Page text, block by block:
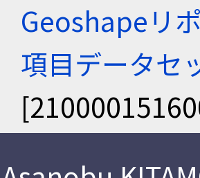
Geoshapeリ
項目データセ